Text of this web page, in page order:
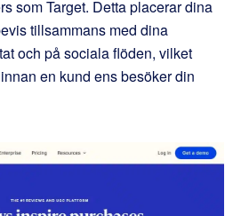
som Target. Detta placerar dina
tillsammans med dina
och på sociala flöden, vilket
en kund ens besöker din